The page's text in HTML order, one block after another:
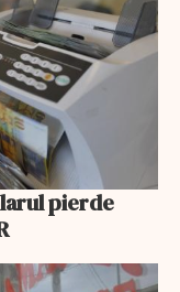
pierde